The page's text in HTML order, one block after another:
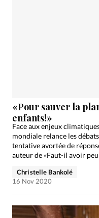
«Pour sauver la
enfants!»
Face aux enjeux
mondiale relance les
tentative avortée de
auteur de «Faut-il avoir
Christelle Bankolé
16 Nov 2020